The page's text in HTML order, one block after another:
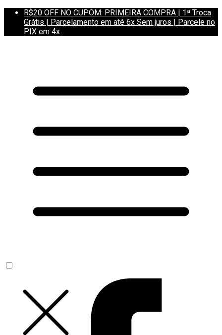
R$20 OFF NO CUPOM: PRIMEIRA COMPRA | 1ª Troca
Grátis | Parcelamento em até 6x Sem juros | Parcele no
PIX em 4x